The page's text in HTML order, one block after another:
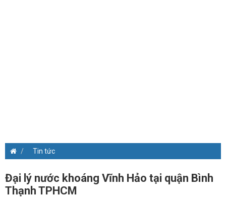
Tin tức
Đại lý nước khoáng Vĩnh Hảo tại quận Bình
Thạnh TPHCM